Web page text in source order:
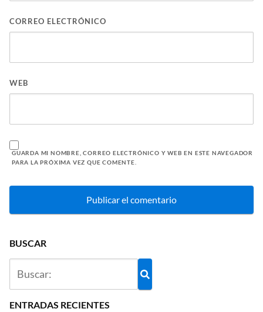
CORREO ELECTRÓNICO
WEB
GUARDA MI NOMBRE, CORREO ELECTRÓNICO Y WEB EN ESTE NAVEGADOR
PARA LA PRÓXIMA VEZ QUE COMENTE.
BUSCAR
ENTRADAS RECIENTES